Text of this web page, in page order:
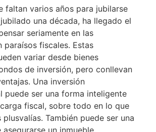
faltan varios años para jubilarse
una década, ha llegado el
seriamente en las
paraísos fiscales. Estas
variar desde bienes
de inversión, pero conllevan
Una inversión
puede ser una forma inteligente
fiscal, sobre todo en lo que
plusvalías. También puede ser una